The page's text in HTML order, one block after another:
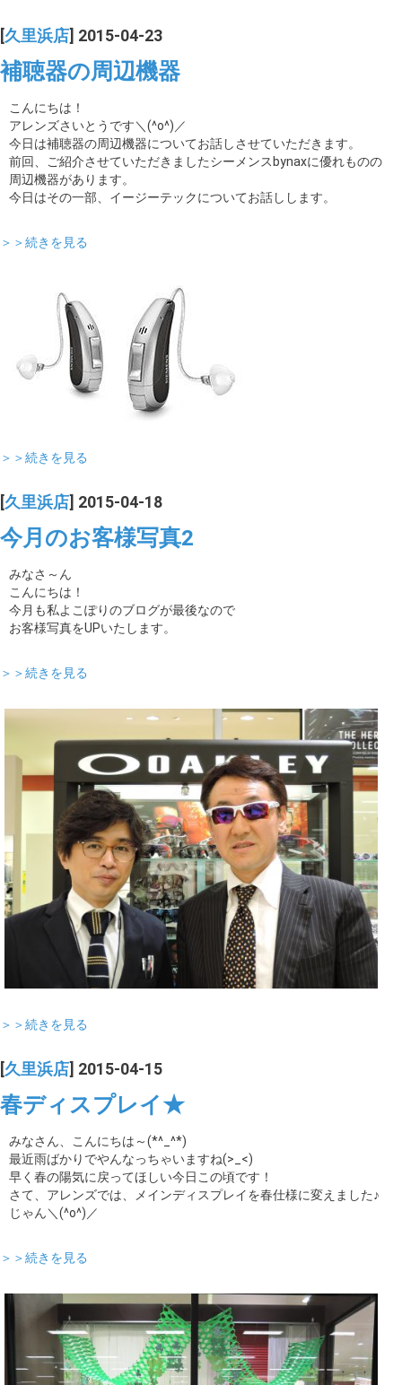
久里浜店 ] 2015-04-23
補聴器の周辺機器
こんにちは！
アレンズさいとうです＼(^o^)／
今日は補聴器の周辺機器についてお話しさせていただきます。
前回、ご紹介させていただきましたシーメンスbynaxに優れものの
周辺機器があります。
今日はその一部、イージーテックについてお話しします。
＞＞続きを見る
＞＞続きを見る
久里浜店 ] 2015-04-18
今月のお客様写真2
みなさ～ん
こんにちは！
今月も私よこぽりのブログが最後なので
お客様写真をUPいたします。
＞＞続きを見る
＞＞続きを見る
久里浜店 ] 2015-04-15
春ディスプレイ★
みなさん、こんにちは～(*^_^*)
最近雨ばかりでやんなっちゃいますね(>_<)
早く春の陽気に戻ってほしい今日この頃です！
さて、アレンズでは、メインディスプレイを春仕様に変えました♪
じゃん＼(^o^)／
＞＞続きを見る